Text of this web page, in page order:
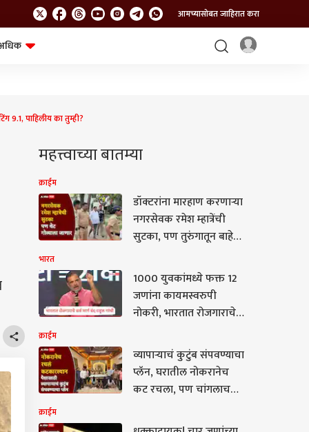
आमच्यासोबत जाहिरात करा
9.1, पाहिलीय का तुम्ही?
महत्त्वाच्या बातम्या
क्राईम
डॉक्टरांना मारहाण करणाऱ्या
नगरसेवक रमेश म्हात्रेंची
सुटका, पण तुरुंगातून बाहेर
भारत
1000 युवकांमध्ये फक्त 12
जणांना कायमस्वरुपी
नोकरी, भारतात रोजगाराचे
यांचा हल्लाबोल
क्राईम
व्यापाऱ्याचं कुटुंब संपवण्याचा
प्लॅन, घरातील नोकरानेच
कट रचला, पण चांगलाच
रक्षकाची हत्येत चौघांना
क्राईम